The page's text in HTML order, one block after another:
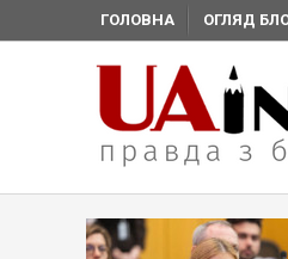
ГОЛОВНА ОГЛЯД